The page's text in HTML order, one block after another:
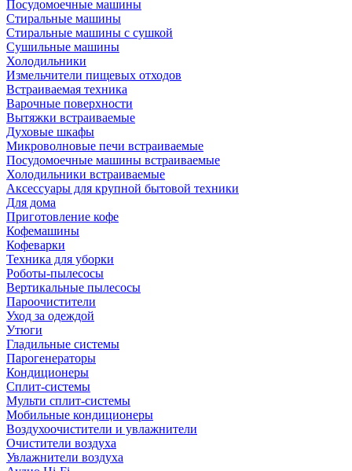
Посудомоечные машины
Стиральные машины
Стиральные машины с сушкой
Сушильные машины
Холодильники
Измельчители пищевых отходов
Встраиваемая техника
Варочные поверхности
Вытяжки встраиваемые
Духовые шкафы
Микроволновые печи встраиваемые
Посудомоечные машины встраиваемые
Холодильники встраиваемые
Аксессуары для крупной бытовой техники
Для дома
Приготовление кофе
Кофемашины
Кофеварки
Техника для уборки
Роботы-пылесосы
Вертикальные пылесосы
Пароочистители
Уход за одеждой
Утюги
Гладильные системы
Парогенераторы
Кондиционеры
Сплит-системы
Мульти сплит-системы
Мобильные кондиционеры
Воздухоочистители и увлажнители
Очистители воздуха
Увлажнители воздуха